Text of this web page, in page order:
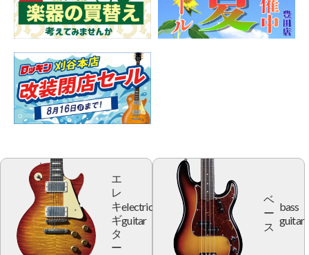
エ
レ
キ
ギ
タ
ー
electric
guitar
ベ
ー
ス
bass
guitar